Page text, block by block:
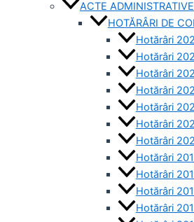
ACTE ADMINISTRATIVE
HOTĂRÂRI DE
Hotărâri
Hotărâri
Hotărâri
Hotărâri
Hotărâri
Hotărâri
Hotărâri
Hotărâri
Hotărâri
Hotărâri
Hotărâri